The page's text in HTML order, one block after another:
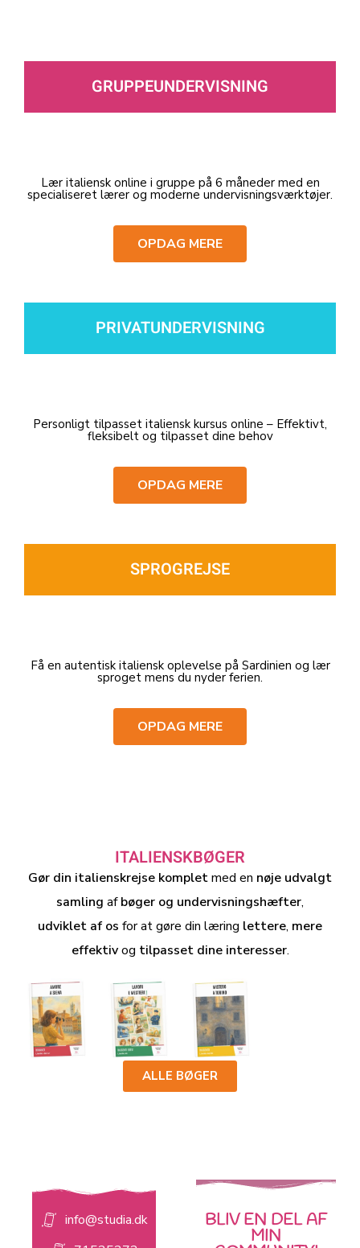
GRUPPEUNDERVISNING
Lær italiensk online i gruppe på 6 måneder med en
specialiseret lærer og moderne undervisningsværktøjer.
OPDAG MERE
PRIVATUNDERVISNING
Personligt tilpasset italiensk kursus online – Effektivt,
fleksibelt og tilpasset dine behov
OPDAG MERE
SPROGREJSE
Få en autentisk italiensk oplevelse på Sardinien og lær
sproget mens du nyder ferien.
OPDAG MERE
ITALIENSKBØGER
Gør din italienskrejse kompletmed en nøje udvalgt
samling afbøger og undervisningshæfter,
udviklet af os for at gøre din læring lettere, mere
effektivog tilpasset dine interesser.
ALLE BØGER
info@studia.dk
BLIV EN DEL AF
MIN